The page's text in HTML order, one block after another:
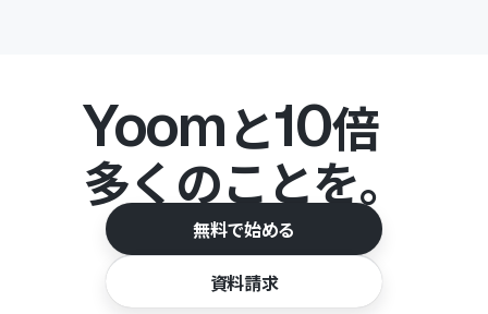
Yoomと10倍
多くのことを。
無料で始める
資料請求